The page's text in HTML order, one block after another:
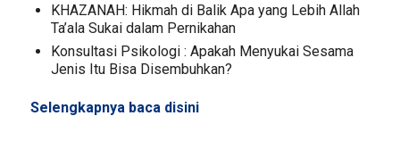
KHAZANAH: Hikmah di Balik Apa yang Lebih Allah
Ta’ala Sukai dalam Pernikahan
Konsultasi Psikologi : Apakah Menyukai Sesama
Jenis Itu Bisa Disembuhkan?
Selengkapnya baca disini